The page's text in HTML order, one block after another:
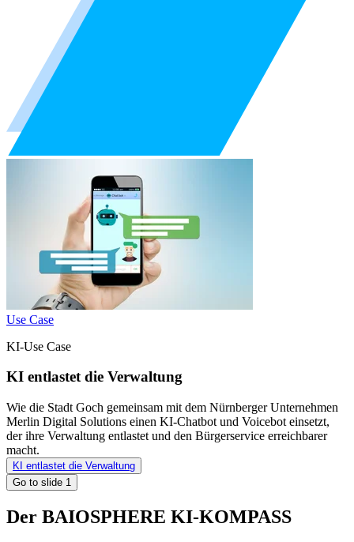
Use Case
KI-Use Case
KI entlastet die Verwaltung
Wie die Stadt Goch gemeinsam mit dem Nürnberger Unternehmen
Merlin Digital Solutions einen KI-Chatbot und Voicebot einsetzt,
der ihre Verwaltung entlastet und den Bürgerservice erreichbarer
macht.
KI entlastet die Verwaltung
Go to slide 1
Der BAIOSPHERE KI-KOMPASS